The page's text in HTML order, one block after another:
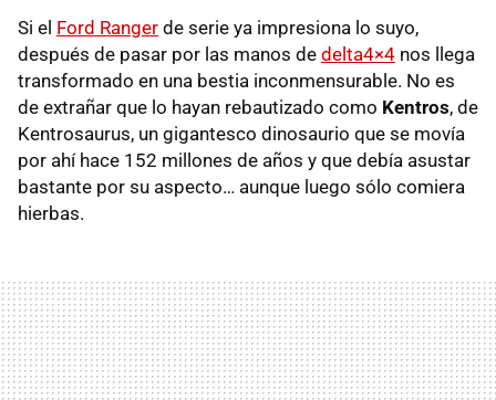
Si el Ford Ranger de serie ya impresiona lo suyo,
después de pasar por las manos de delta4×4 nos llega
transformado en una bestia inconmensurable. No es
de extrañar que lo hayan rebautizado como Kentros, de
Kentrosaurus, un gigantesco dinosaurio que se movía
por ahí hace 152 millones de años y que debía asustar
bastante por su aspecto… aunque luego sólo comiera
hierbas.